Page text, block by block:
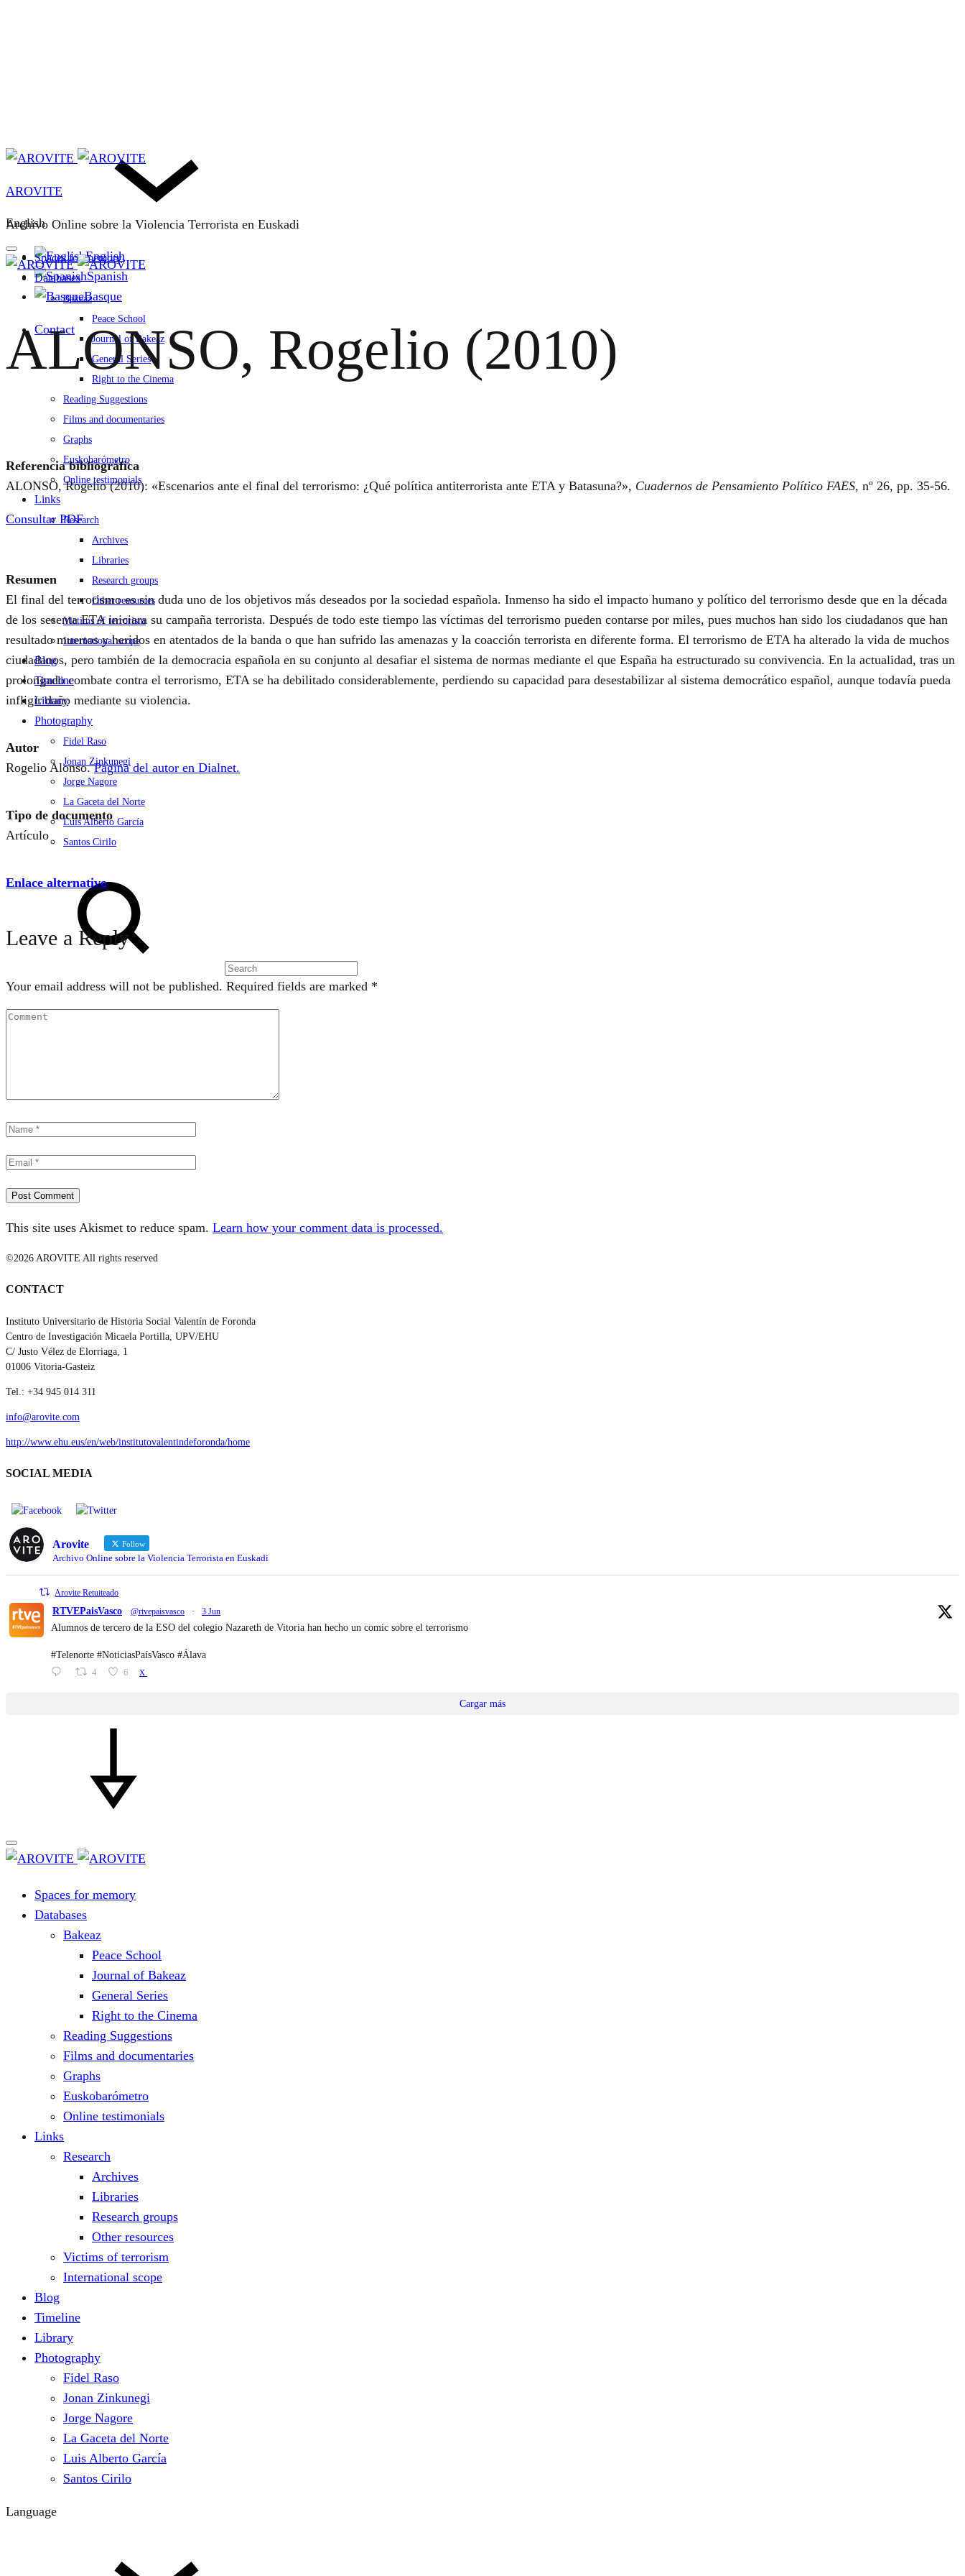
English
English
Spanish
Basque
Contact
AROVITE
Archivo Online sobre la Violencia Terrorista en Euskadi
Spaces for memory
Databases
Bakeaz
Peace School
Journal of Bakeaz
General Series
Right to the Cinema
Reading Suggestions
Films and documentaries
Graphs
Euskobarómetro
Online testimonials
Links
Research
Archives
Libraries
Research groups
Other resources
Victims of terrorism
International scope
Blog
Timeline
Library
Photography
Fidel Raso
Jonan Zinkunegi
Jorge Nagore
La Gaceta del Norte
Luis Alberto García
Santos Cirilo
ALONSO, Rogelio (2010)
Referencia bibliográfica
ALONSO, Rogelio (2010): «Escenarios ante el final del terrorismo: ¿Qué política antiterrorista ante ETA y Batasuna?», Cuadernos de Pensamiento Político FAES, nº 26, pp. 35-56.
Consultar PDF
Resumen
El final del terrorismo es sin duda uno de los objetivos más deseados por la sociedad española. Inmenso ha sido el impacto humano y político del terrorismo desde que en la década
de los sesenta ETA iniciara su campaña terrorista. Después de todo este tiempo las víctimas del terrorismo pueden contarse por miles, pues muchos han sido los ciudadanos que han
resultado muertos y heridos en atentados de la banda o que han sufrido las amenazas y la coacción terrorista en diferente forma. El terrorismo de ETA ha alterado la vida de muchos
ciudadanos, pero también de la democracia española en su conjunto al desafiar el sistema de normas mediante el que España ha estructurado su convivencia. En la actualidad, tras un
prolongado combate contra el terrorismo, ETA se ha debilitado considerablemente, perdiendo su capacidad para desestabilizar al sistema democrático español, aunque todavía pueda
infligir daño mediante su violencia.
Autor
Rogelio Alonso.Página del autor en Dialnet.
Tipo de documento
Artículo
Enlace alternativo
Leave a Reply
Your email address will not be published. Required fields are marked *
This site uses Akismet to reduce spam. Learn how your comment data is processed.
©2026 AROVITE All rights reserved
CONTACT
Instituto Universitario de Historia Social Valentín de Foronda
Centro de Investigación Micaela Portilla, UPV/EHU
C/ Justo Vélez de Elorriaga, 1
01006 Vitoria-Gasteiz
Tel.: +34 945 014 311
info@arovite.com
http://www.ehu.eus/en/web/institutovalentindeforonda/home
SOCIAL MEDIA
Arovite Follow
Archivo Online sobre la Violencia Terrorista en Euskadi
Arovite Retuiteado
RTVEPaisVasco @rtvepaisvasco · 3 Jun
Alumnos de tercero de la ESO del colegio Nazareth de Vitoria han hecho un comic sobre el terrorismo
#Telenorte #NoticiasPaísVasco #Álava
4 6 X
Cargar más
Spaces for memory
Databases
Bakeaz
Peace School
Journal of Bakeaz
General Series
Right to the Cinema
Reading Suggestions
Films and documentaries
Graphs
Euskobarómetro
Online testimonials
Links
Research
Archives
Libraries
Research groups
Other resources
Victims of terrorism
International scope
Blog
Timeline
Library
Photography
Fidel Raso
Jonan Zinkunegi
Jorge Nagore
La Gaceta del Norte
Luis Alberto García
Santos Cirilo
Language